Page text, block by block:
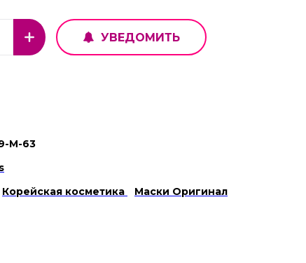
УВЕДОМИТЬ
М-63
Корейская косметика Маски Оригинал